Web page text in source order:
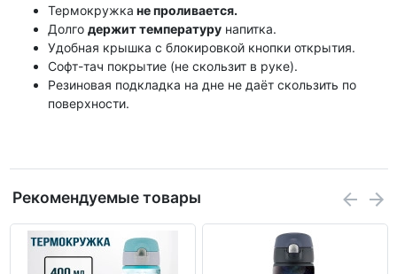
Термокружка не проливается.
Долго держит температуру напитка.
Удобная крышка с блокировкой кнопки открытия.
Софт-тач покрытие (не скользит в руке).
Резиновая подкладка на дне не даёт скользить по
поверхности.
Рекомендуемые товары